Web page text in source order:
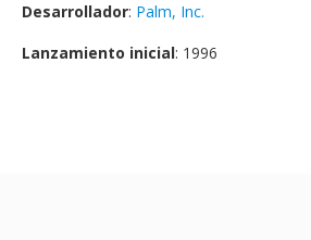
Desarrollador: Palm, Inc.
Lanzamiento inicial: 1996